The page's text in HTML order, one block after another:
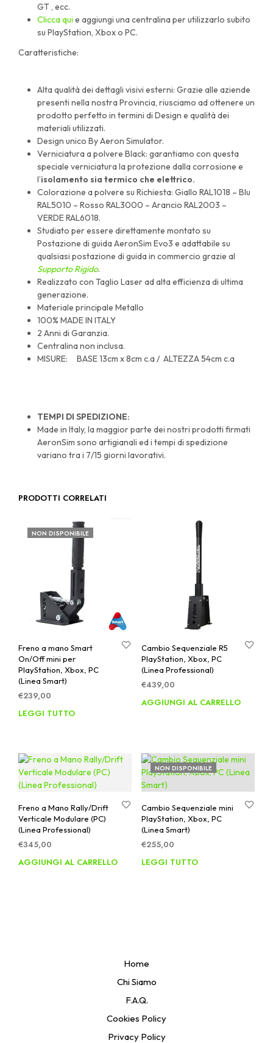
GT , ecc.
Clicca qui e aggiungi una centralina per utilizzarlo subito
su PlayStation, Xbox o PC.
Caratteristiche:
Alta qualità dei dettagli visivi esterni: Grazie alle aziende
presenti nella nostra Provincia, riusciamo ad ottenere un
prodotto perfetto in termini di Design e qualità dei
materiali utilizzati.
Design unico By Aeron Simulator.
Verniciatura a polvere Black: garantiamo con questa
speciale verniciatura la protezione dalla corrosione e
l’isolamento sia termico che elettrico.
Colorazione a polvere su Richiesta: Giallo RAL1018 – Blu
RAL5010 – Rosso RAL3000 – Arancio RAL2003 –
VERDE RAL6018.
Studiato per essere direttamente montato su
Postazione di guida AeronSim Evo3 e adattabile su
qualsiasi postazione di guida in commercio grazie al
Supporto Rigido.
Realizzato con Taglio Laser ad alta efficienza di ultima
generazione.
Materiale principale Metallo
100% MADE IN ITALY
2 Anni di Garanzia.
Centralina non inclusa.
MISURE: BASE 13cm x 8cm c.a / ALTEZZA 54cm c.a
TEMPI DI SPEDIZIONE:
Made in Italy, la maggior parte dei nostri prodotti firmati
AeronSim sono artigianali ed i tempi di spedizione
variano tra i 7/15 giorni lavorativi.
PRODOTTI CORRELATI
NON DISPONIBILE
Freno a mano Smart
On/Off mini per
PlayStation, Xbox, PC
(Linea Smart)
€239,00
LEGGI TUTTO
Cambio Sequenziale R5
PlayStation, Xbox, PC
(Linea Professional)
€439,00
AGGIUNGI AL CARRELLO
Freno a Mano Rally/Drift
Verticale Modulare (PC)
(Linea Professional)
€345,00
AGGIUNGI AL CARRELLO
NON DISPONIBILE
Cambio Sequenziale mini
PlayStation, Xbox, PC
(Linea Smart)
€255,00
LEGGI TUTTO
Home
Chi Siamo
F.A.Q.
Cookies Policy
Privacy Policy